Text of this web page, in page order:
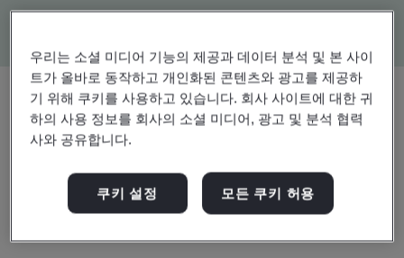
Kitemark advanced search
공유:
ISO/IEC 27001:2022
우리는 소셜 미디어 기능의 제공과 데이터 분석 및 본 사이
트가 올바로 동작하고 개인화된 콘텐츠와 광고를 제공하
기 위해 쿠키를 사용하고 있습니다. 회사 사이트에 대한 귀
하의 사용 정보를 회사의 소셜 미디어, 광고 및 분석 협력
사와 공유합니다.
쿠키 설정 모든 쿠키 허용